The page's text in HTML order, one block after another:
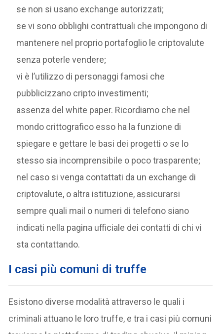
se non si usano exchange autorizzati;
se vi sono obblighi contrattuali che impongono di
mantenere nel proprio portafoglio le criptovalute
senza poterle vendere;
vi è l’utilizzo di personaggi famosi che
pubblicizzano cripto investimenti;
assenza del white paper. Ricordiamo che nel
mondo crittografico esso ha la funzione di
spiegare e gettare le basi dei progetti o se lo
stesso sia incomprensibile o poco trasparente;
nel caso si venga contattati da un exchange di
criptovalute, o altra istituzione, assicurarsi
sempre quali mail o numeri di telefono siano
indicati nella pagina ufficiale dei contatti di chi vi
sta contattando.
I casi più comuni di truffe
Esistono diverse modalità attraverso le quali i
criminali attuano le loro truffe, e tra i casi più comuni